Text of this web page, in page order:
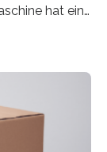
hat ein
auf alle
solche
Prospekte,